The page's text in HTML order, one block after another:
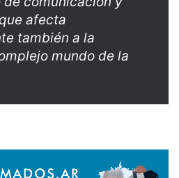
afecta
también a la
mundo de la